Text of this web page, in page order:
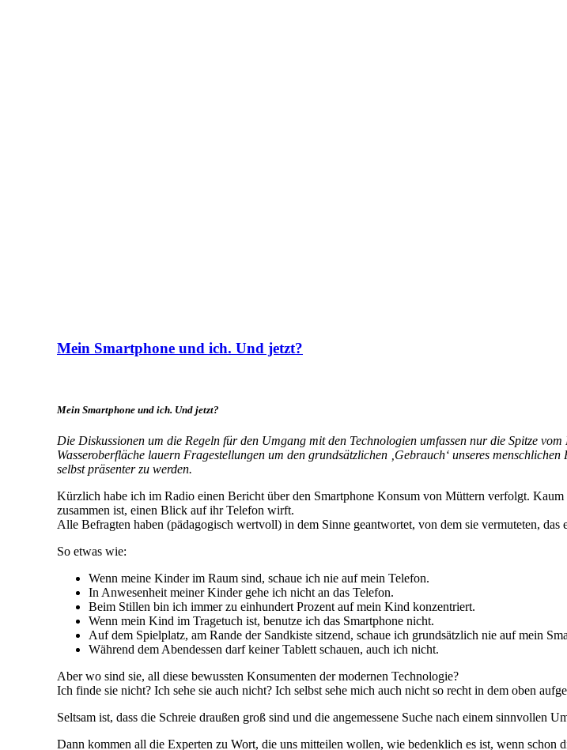
Mein Smartphone und ich. Und jetzt?
Mein Smartphone und ich. Und jetzt?
Die Diskussionen um die Regeln für den Umgang mit den Technologien umfassen nur die Spitze
Wasseroberfläche lauern Fragestellungen um den grundsätzlichen ‚Gebrauch‘ unseres
selbst präsenter zu werden.
Kürzlich habe ich im Radio einen Bericht über den Smartphone Konsum von Müttern verfolgt.
zusammen ist, einen Blick auf ihr Telefon wirft.
Alle Befragten haben (pädagogisch wertvoll) in dem Sinne geantwortet, von dem sie vermuteten, das
So etwas wie:
Wenn meine Kinder im Raum sind, schaue ich nie auf mein Telefon.
In Anwesenheit meiner Kinder gehe ich nicht an das Telefon.
Beim Stillen bin ich immer zu einhundert Prozent auf mein Kind konzentriert.
Wenn mein Kind im Tragetuch ist, benutze ich das Smartphone nicht.
Auf dem Spielplatz, am Rande der Sandkiste sitzend, schaue ich grundsätzlich nie auf mein
Während dem Abendessen darf keiner Tablett schauen, auch ich nicht.
Aber wo sind sie, all diese bewussten Konsumenten der modernen Technologie?
Ich finde sie nicht? Ich sehe sie auch nicht? Ich selbst sehe mich auch nicht so recht in dem oben
Seltsam ist, dass die Schreie draußen groß sind und die angemessene Suche nach einem sinnvollen
Dann kommen all die Experten zu Wort, die uns mitteilen wollen, wie bedenklich es ist, wenn